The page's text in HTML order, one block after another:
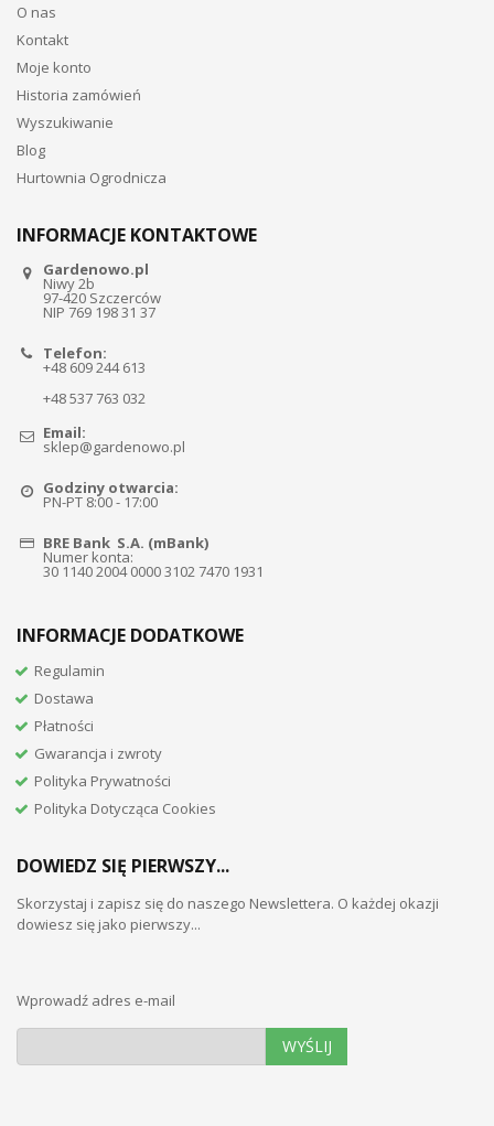
O nas
Kontakt
Moje konto
Historia zamówień
Wyszukiwanie
Blog
Hurtownia Ogrodnicza
INFORMACJE KONTAKTOWE
Gardenowo.pl
Niwy 2b
97-420 Szczerców
NIP 769 198 31 37
Telefon:
+48 609 244 613
+48 537 763 032
Email:
sklep@gardenowo.pl
Godziny otwarcia:
PN-PT 8:00 - 17:00
BRE Bank S.A. (mBank)
Numer konta:
30 1140 2004 0000 3102 7470 1931
INFORMACJE DODATKOWE
Regulamin
Dostawa
Płatności
Gwarancja i zwroty
Polityka Prywatności
Polityka Dotycząca Cookies
DOWIEDZ SIĘ PIERWSZY...
Skorzystaj i zapisz się do naszego Newslettera. O każdej okazji
dowiesz się jako pierwszy...
Wprowadź adres e-mail
WYŚLIJ